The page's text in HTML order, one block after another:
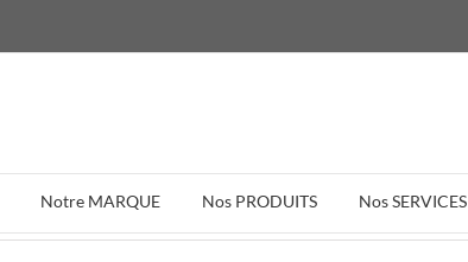
Notre MARQUE Nos PRODUITS Nos SERVICES